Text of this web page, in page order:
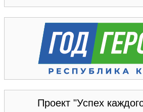
Проект "Успех